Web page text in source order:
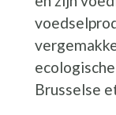
Brusselse